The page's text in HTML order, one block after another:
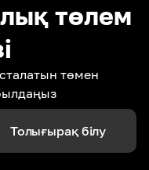
төлем
төмен
Толығырақ білу